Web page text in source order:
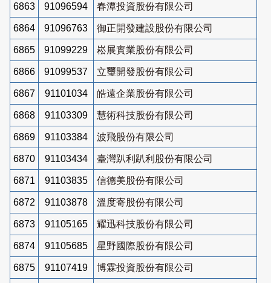
6863 91096594 春潭投資股份有限公司
6864 91096763 御正開發建設股份有限公司
6865 91099229 崧展實業股份有限公司
6866 91099537 立璽開發股份有限公司
6867 91101034 皓遠企業股份有限公司
6868 91103309 慧術科技股份有限公司
6869 91103384 波飛股份有限公司
6870 91103434 臺灣趴利趴利股份有限公司
6871 91103835 信德美股份有限公司
6872 91103878 溫度寄股份有限公司
6873 91105165 耀迅科技股份有限公司
6874 91105685 星野國際股份有限公司
6875 91107419 博霖投資股份有限公司